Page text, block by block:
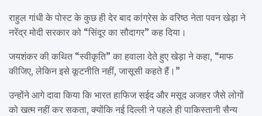
राहुल गांधी के पोस्ट के कुछ ही देर बाद कांग्रेस के वरिष्ठ नेता पवन खेड़ा ने
नरेंद्र मोदी सरकार को “सिंदूर का सौदागर” कह दिया।
जयशंकर की कथित “स्वीकृति” का हवाला देते हुए खेड़ा ने कहा, “माफ
कीजिए, लेकिन इसे कूटनीति नहीं, जासूसी कहते हैं।”
उन्होंने आगे दावा किया कि भारत हाफिज सईद और मसूद अजहर जैसे लोगों
को खत्म नहीं कर सकता, क्योंकि नई दिल्ली ने पहले ही पाकिस्तानी सैन्य